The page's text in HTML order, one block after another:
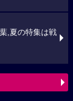
,夏の特集は戦